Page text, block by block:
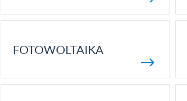
FOTOWOLTAIKA